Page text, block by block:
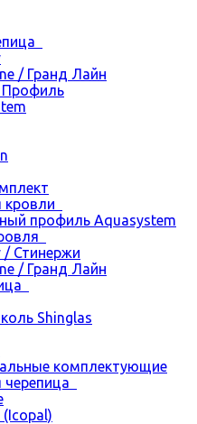
/ Гранд Лайн
профиль Aquasystem
/ Стинержи
/ Гранд Лайн
Shinglas
комплектующие
(Icopal)